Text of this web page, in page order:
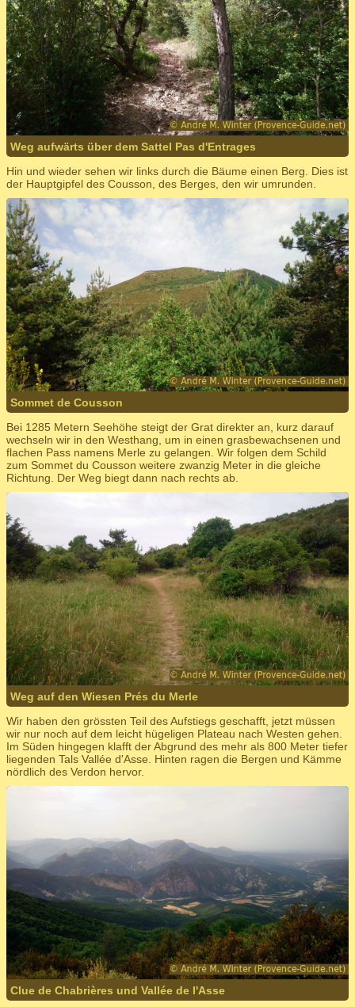
Weg aufwärts über dem Sattel Pas d'Entrages
Hin und wieder sehen wir links durch die Bäume einen Berg. Dies ist
der Hauptgipfel des Cousson, des Berges, den wir umrunden.
Sommet de Cousson
Bei 1285 Metern Seehöhe steigt der Grat direkter an, kurz darauf
wechseln wir in den Westhang, um in einen grasbewachsenen und
flachen Pass namens Merle zu gelangen. Wir folgen dem Schild
zum Sommet du Cousson weitere zwanzig Meter in die gleiche
Richtung. Der Weg biegt dann nach rechts ab.
Weg auf den Wiesen Prés du Merle
Wir haben den grössten Teil des Aufstiegs geschafft, jetzt müssen
wir nur noch auf dem leicht hügeligen Plateau nach Westen gehen.
Im Süden hingegen klafft der Abgrund des mehr als 800 Meter tiefer
liegenden Tals Vallée d'Asse. Hinten ragen die Bergen und Kämme
nördlich des Verdon hervor.
Clue de Chabrières und Vallée de l'Asse